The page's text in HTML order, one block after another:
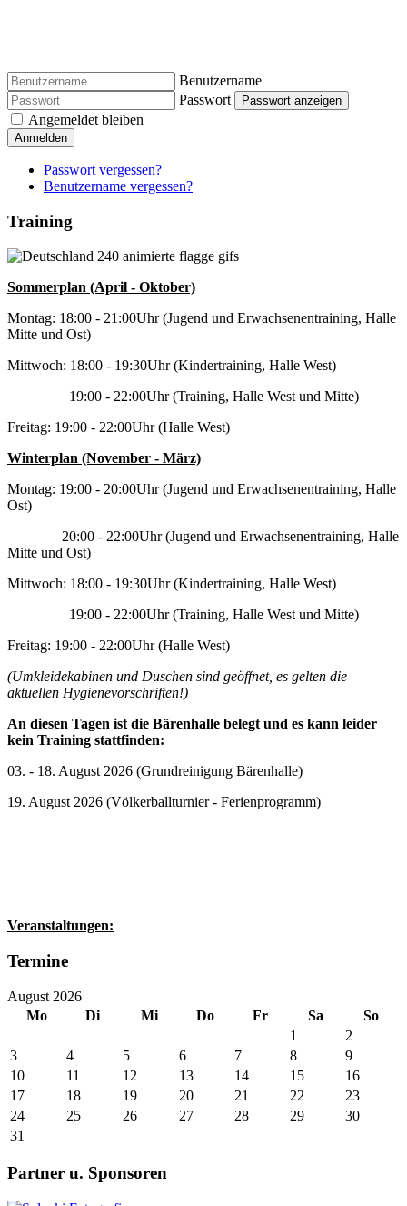
Benutzername
Passwort
Passwort anzeigen
Angemeldet bleiben
Anmelden
Passwort vergessen?
Benutzername vergessen?
Training
Sommerplan (April - Oktober)
Montag: 18:00 - 21:00Uhr (Jugend und Erwachsenentraining, Halle
Mitte und Ost)
Mittwoch: 18:00 - 19:30Uhr (Kindertraining, Halle West)
19:00 - 22:00Uhr (Training, Halle West und Mitte)
Freitag: 19:00 - 22:00Uhr (Halle West)
Winterplan (November - März)
Montag: 19:00 - 20:00Uhr (Jugend und Erwachsenentraining, Halle
Ost)
20:00 - 22:00Uhr (Jugend und Erwachsenentraining, Halle
Mitte und Ost)
Mittwoch: 18:00 - 19:30Uhr (Kindertraining, Halle West)
19:00 - 22:00Uhr (Training, Halle West und Mitte)
Freitag: 19:00 - 22:00Uhr (Halle West)
(Umkleidekabinen und Duschen sind geöffnet, es gelten die
aktuellen Hygienevorschriften!)
An diesen Tagen ist die Bärenhalle belegt und es kann leider
kein Training stattfinden:
03. - 18. August 2026 (Grundreinigung Bärenhalle)
19. August 2026 (Völkerballturnier - Ferienprogramm)
Veranstaltungen:
Termine
August 2026
Mo
Di Mi Do Fr Sa
So
1
2
3
4 5 6 7 8
9
10
11 12 13 14 15
16
17
18 19 20 21 22
23
24
25 26 27 28 29
30
31
Partner u. Sponsoren